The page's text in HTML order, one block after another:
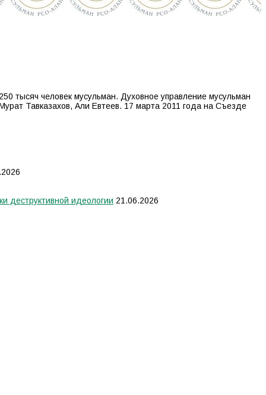
тысяч человек мусульман. Духовное управление мусульман
Тавказахов, Али Евтеев. 17 марта 2011 года на Съезде
деструктивной идеологии 21.06.2026